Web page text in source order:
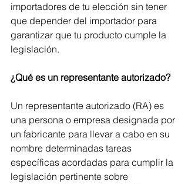
importadores de tu elección sin tener
que depender del importador para
garantizar que tu producto cumple la
legislación.
¿Qué es un representante autorizado?
Un representante autorizado (RA) es
una persona o empresa designada por
un fabricante para llevar a cabo en su
nombre determinadas tareas
específicas acordadas para cumplir la
legislación pertinente sobre